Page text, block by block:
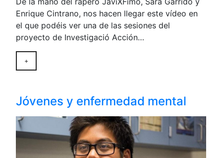
Enrique Cintrano, nos hacen llegar este vídeo en
el que podéis ver una de las sesiones del
proyecto de Investigació Acción…
+
Jóvenes y enfermedad mental